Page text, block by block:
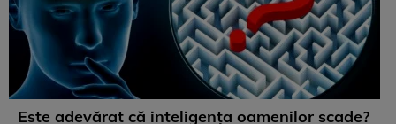
Este adevărat că inteligența oamenilor scade?